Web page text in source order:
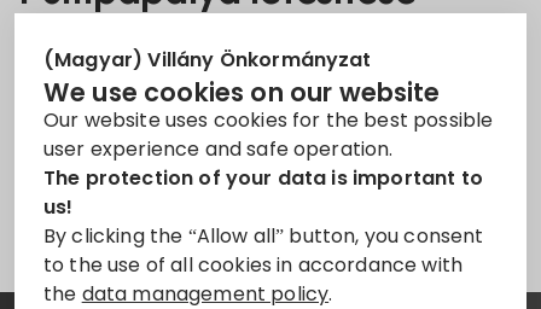
(Magyar) Villány Önkormányzat
We use cookies on our website
Our website uses cookies for the best possible
user experience and safe operation.
The protection of your data is important to
us!
By clicking the “Allow all” button, you consent
to the use of all cookies in accordance with
the data management policy.
3. Nov 2022
Sorry, this entry is only available in Magyar